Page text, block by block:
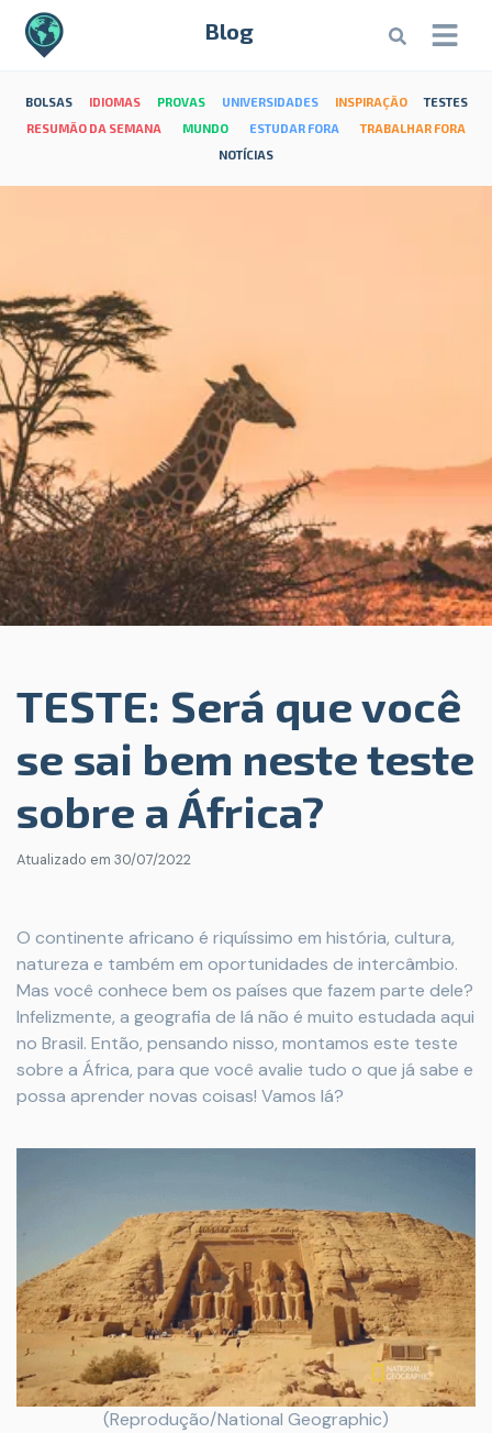
Blog
BOLSAS IDIOMAS PROVAS UNIVERSIDADES INSPIRAÇÃO
TESTES
RESUMÃO DA SEMANA
MUNDO ESTUDAR FORA
TRABALHAR FORA
NOTÍCIAS
TESTE: Será que você
se sai bem neste teste
sobre a África?
Atualizado em 30/07/2022
O continente africano é riquíssimo em história, cultura,
natureza e também em oportunidades de intercâmbio.
Mas você conhece bem os países que fazem parte dele?
Infelizmente, a geografia de lá não é muito estudada aqui
no Brasil. Então, pensando nisso, montamos este teste
sobre a África, para que você avalie tudo o que já sabe e
possa aprender novas coisas! Vamos lá?
(Reprodução/National Geographic)